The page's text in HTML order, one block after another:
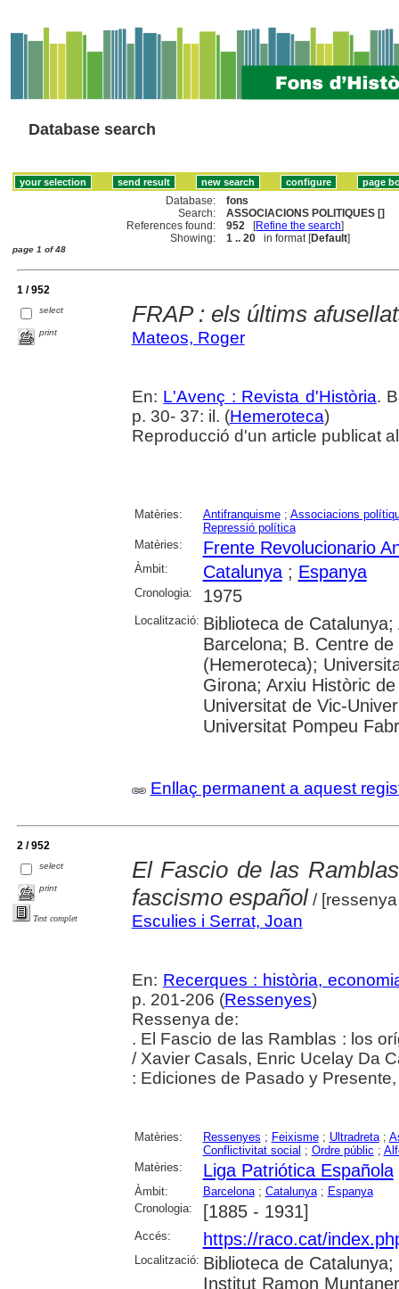
Database search
Database:
fons
Search:
ASSOCIACIONS POLITIQUES []
References found:
952 [Refine the search]
Showing:
1 .. 20 in format [Default]
page 1 of 48
1 / 952
select
print
FRAP : els últims
Mateos, Roger
En: L'Avenç : Revista d'Història.
p. 30- 37: il. (Hemeroteca)
Reproducció d'un article publicat
Matèries: Antifranquisme; Associacions
Repressió política
Matèries:
Frente Revolucionario
Àmbit: Catalunya; Espanya
Cronologia: 1975
Localització: Biblioteca de
Barcelona; B. Centre
(Hemeroteca);
Girona; Arxiu Històric
Universitat de Vic-
Universitat Pompeu
Enllaç permanent a aquest
2 / 952
select
print
Text complet
El Fascio de las
fascismo español/
Esculies i Serrat, Joan
En: Recerques : història,
p. 201-206 (Ressenyes)
Ressenya de:
. El Fascio de las Ramblas : los
/ Xavier Casals, Enric Ucelay Da
: Ediciones de Pasado y
Matèries: Ressenyes ; Feixisme; Ultradreta;
Conflictivitat social ; Ordre públic ;
Matèries:
Liga Patriótica Española
Àmbit: Barcelona; Catalunya; Espanya
Cronologia:
[1885 - 1931]
Accés: https://raco.cat/
Localització: Biblioteca de
Institut Ramon